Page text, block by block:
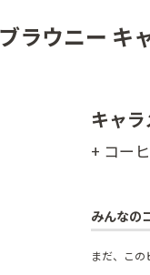
ラウニー キ
キャ
+ コー
みんなの
まだ、この